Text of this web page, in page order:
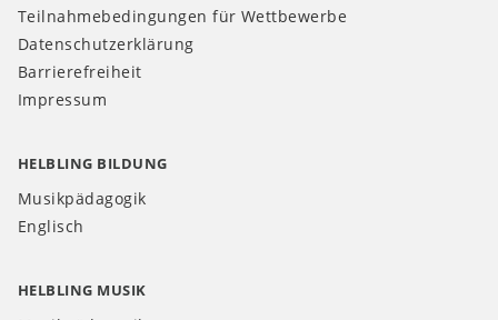
Teilnahmebedingungen für Wettbewerbe
Datenschutzerklärung
Barrierefreiheit
Impressum
HELBLING BILDUNG
Musikpädagogik
Englisch
HELBLING MUSIK